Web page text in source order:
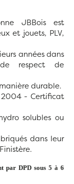
JBBois est
et jouets, PLV,
années dans
respect de
durable.
2004 - Certificat
solubles ou
dans leur
par DPD sous 5 à 6